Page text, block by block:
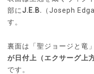
部にJ.E.B. （Joseph
す。
裏面は「聖ジョージと竜
が日付上（エクサーグ上
です。
ド
プ
ル
フ
5